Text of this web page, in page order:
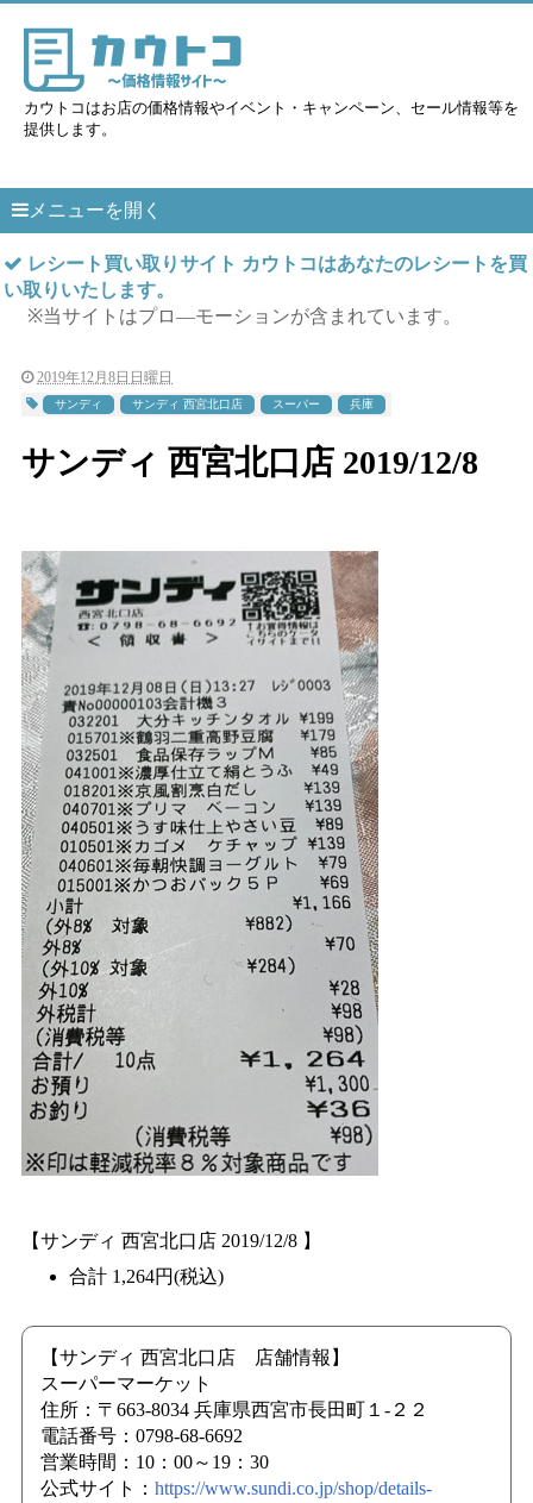
カウトコはお店の価格情報やイベント・キャンペーン、セール情報等を
提供します。
メニューを開く
レシート買い取りサイト カウトコはあなたのレシートを買
い取りいたします。
※当サイトはプロ―モーションが含まれています。
2019年12月8日日曜日
サンディ サンディ 西宮北口店 スーパー 兵庫
サンディ 西宮北口店 2019/12/8
【サンディ 西宮北口店 2019/12/8 】
合計 1,264円(税込)
【サンディ 西宮北口店 店舗情報】
スーパーマーケット
住所：〒663-8034 兵庫県西宮市長田町１-２２
電話番号：0798-68-6692
営業時間：10：00～19：30
公式サイト： https://www.sundi.co.jp/shop/details-